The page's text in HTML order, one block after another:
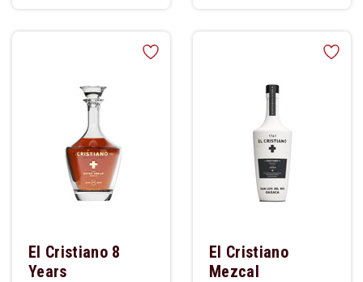
El Cristiano 8
Years
El Cristiano
Mezcal